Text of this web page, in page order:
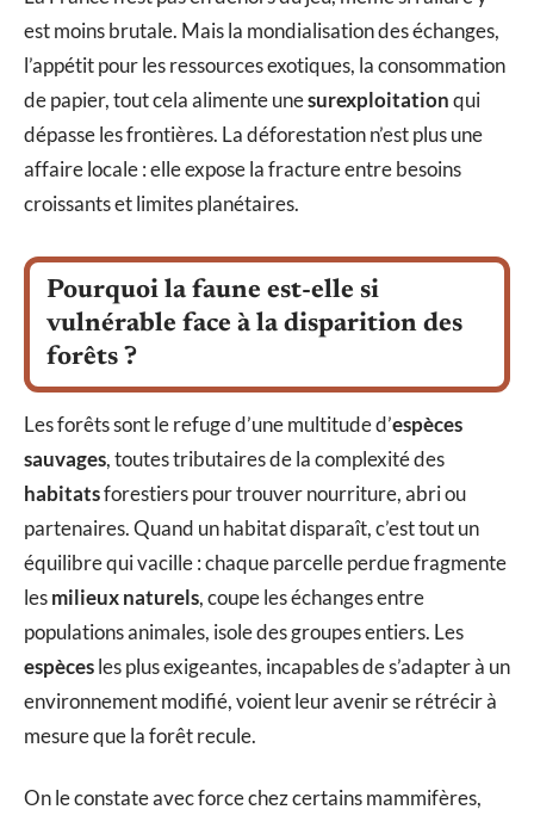
est moins brutale. Mais la mondialisation des échanges,
l’appétit pour les ressources exotiques, la consommation
de papier, tout cela alimente unesurexploitationqui
dépasse les frontières. La déforestation n’est plus une
affaire locale : elle expose la fracture entre besoins
croissants et limites planétaires.
Pourquoi la faune est-elle si
vulnérable face à la disparition des
forêts ?
Les forêts sont le refuge d’une multitude d’espèces
sauvages, toutes tributaires de la complexité des
habitatsforestiers pour trouver nourriture, abri ou
partenaires. Quand un habitat disparaît, c’est tout un
équilibre qui vacille : chaque parcelle perdue fragmente
lesmilieux naturels, coupe les échanges entre
populations animales, isole des groupes entiers. Les
espècesles plus exigeantes, incapables de s’adapter à un
environnement modifié, voient leur avenir se rétrécir à
mesure que la forêt recule.
On le constate avec force chez certains mammifères,